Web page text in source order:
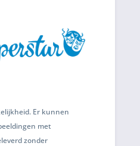
Er kunnen
met
zonder